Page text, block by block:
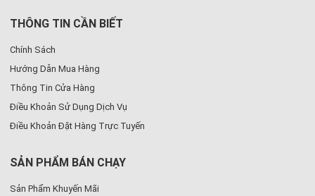
THÔNG TIN CẦN BIẾT
Chính Sách
Hướng Dẫn Mua Hàng
Thông Tin Cửa Hàng
Điều Khoản Sử Dụng Dịch Vụ
Điều Khoản Đặt Hàng Trực Tuyến
SẢN PHẨM BÁN CHẠY
Sản Phẩm Khuyến Mãi